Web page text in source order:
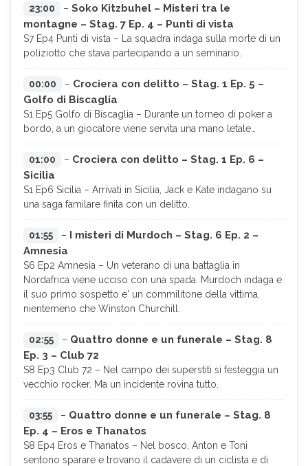
23:00 – Soko Kitzbuhel – Misteri tra le
montagne – Stag. 7 Ep. 4 – Punti di vista
S7 Ep4 Punti di vista – La squadra indaga sulla morte di un
poliziotto che stava partecipando a un seminario.
00:00 – Crociera con delitto – Stag. 1 Ep. 5 –
Golfo di Biscaglia
S1 Ep5 Golfo di Biscaglia – Durante un torneo di poker a
bordo, a un giocatore viene servita una mano letale…
01:00 – Crociera con delitto – Stag. 1 Ep. 6 –
Sicilia
S1 Ep6 Sicilia – Arrivati in Sicilia, Jack e Kate indagano su
una saga familare finita con un delitto.
01:55 – I misteri di Murdoch – Stag. 6 Ep. 2 –
Amnesia
S6 Ep2 Amnesia – Un veterano di una battaglia in
Nordafrica viene ucciso con una spada. Murdoch indaga e
il suo primo sospetto e' un commilitone della vittima,
nientemeno che Winston Churchill.
02:55 – Quattro donne e un funerale – Stag. 8
Ep. 3 – Club 72
S8 Ep3 Club 72 – Nel campo dei superstiti si festeggia un
vecchio rocker. Ma un incidente rovina tutto.
03:55 – Quattro donne e un funerale – Stag. 8
Ep. 4 – Eros e Thanatos
S8 Ep4 Eros e Thanatos – Nel bosco, Anton e Toni
sentono sparare e trovano il cadavere di un ciclista e di